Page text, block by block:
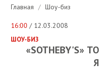
Главная / Шоу-биз
16:00 / 12.03.2008
ШОУ-БИЗ
«SOTHEBY'S»